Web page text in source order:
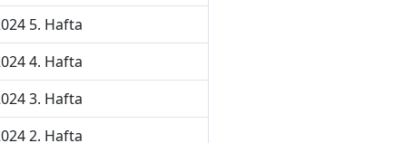
5. Hafta
4. Hafta
3. Hafta
2. Hafta